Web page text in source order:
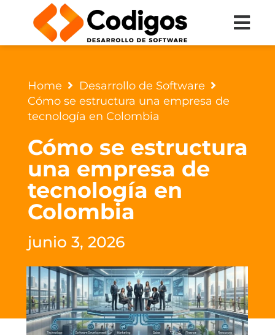
Home
Desarrollo de Software
Cómo se estructura una empresa de
tecnología en Colombia
Cómo se estructura
una empresa de
tecnología en
Colombia
junio 3, 2026